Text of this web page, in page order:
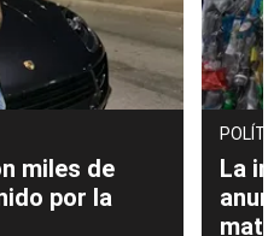
miles de
por la
La